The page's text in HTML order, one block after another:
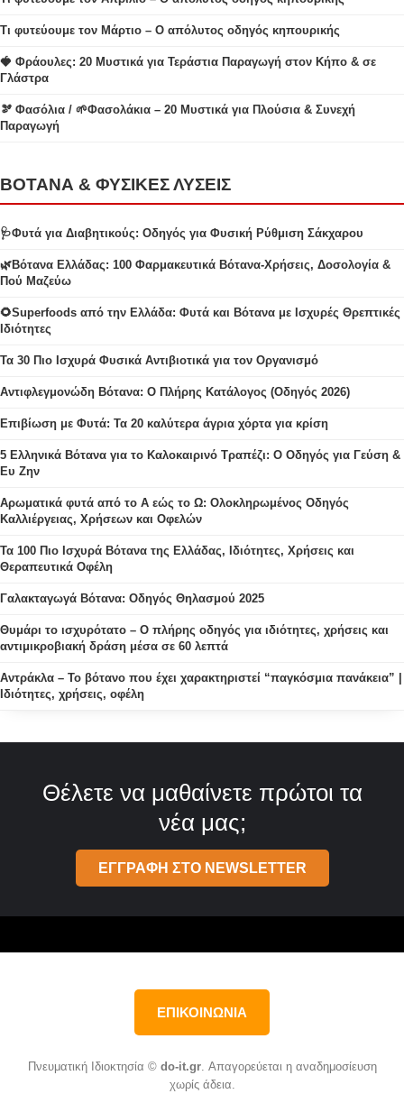
Τι φυτεύουμε τον Μάρτιο – Ο απόλυτος οδηγός κηπουρικής
🍓 Φράουλες: 20 Μυστικά για Τεράστια Παραγωγή στον Κήπο & σε
Γλάστρα
🫘 Φασόλια / 🌱Φασολάκια – 20 Μυστικά για Πλούσια & Συνεχή
Παραγωγή
ΒΟΤΑΝΑ & ΦΥΣΙΚΕΣ ΛΥΣΕΙΣ
🩺Φυτά για Διαβητικούς: Οδηγός για Φυσική Ρύθμιση Σάκχαρου
🌿Βότανα Ελλάδας: 100 Φαρμακευτικά Βότανα-Χρήσεις, Δοσολογία &
Πού Μαζεύω
🌻Superfoods από την Ελλάδα: Φυτά και Βότανα με Ισχυρές Θρεπτικές
Ιδιότητες
Τα 30 Πιο Ισχυρά Φυσικά Αντιβιοτικά για τον Οργανισμό
Αντιφλεγμονώδη Βότανα: Ο Πλήρης Κατάλογος (Οδηγός 2026)
Επιβίωση με Φυτά: Τα 20 καλύτερα άγρια χόρτα για κρίση
5 Ελληνικά Βότανα για το Καλοκαιρινό Τραπέζι: Ο Οδηγός για Γεύση &
Ευ Ζην
Αρωματικά φυτά από το Α εώς το Ω: Ολοκληρωμένος Οδηγός
Καλλιέργειας, Χρήσεων και Οφελών
Τα 100 Πιο Ισχυρά Βότανα της Ελλάδας, Ιδιότητες, Χρήσεις και
Θεραπευτικά Οφέλη
Γαλακταγωγά Βότανα: Οδηγός Θηλασμού 2025
Θυμάρι το ισχυρότατο – Ο πλήρης οδηγός για ιδιότητες, χρήσεις και
αντιμικροβιακή δράση μέσα σε 60 λεπτά
Αντράκλα – Το βότανο που έχει χαρακτηριστεί “παγκόσμια πανάκεια” |
Ιδιότητες, χρήσεις, οφέλη
Θέλετε να μαθαίνετε πρώτοι τα
νέα μας;
ΕΓΓΡΑΦΗ ΣΤΟ NEWSLETTER
ΕΠΙΚΟΙΝΩΝΙΑ
Πνευματική Ιδιοκτησία © do-it.gr. Απαγορεύεται η αναδημοσίευση
χωρίς άδεια.